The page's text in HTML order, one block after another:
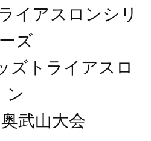
イアスロンシリ
ーズ
ズトライアスロ
ン
武山大会